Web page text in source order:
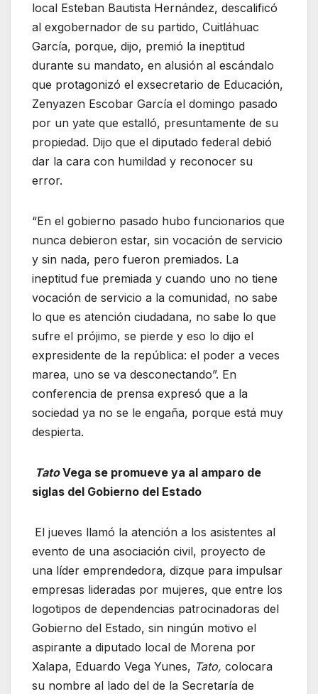
local Esteban Bautista Hernández, descalificó
al exgobernador de su partido, Cuitláhuac
García, porque, dijo, premió la ineptitud
durante su mandato, en alusión al escándalo
que protagonizó el exsecretario de Educación,
Zenyazen Escobar García el domingo pasado
por un yate que estalló, presuntamente de su
propiedad. Dijo que el diputado federal debió
dar la cara con humildad y reconocer su
error.
“En el gobierno pasado hubo funcionarios que
nunca debieron estar, sin vocación de servicio
y sin nada, pero fueron premiados. La
ineptitud fue premiada y cuando uno no tiene
vocación de servicio a la comunidad, no sabe
lo que es atención ciudadana, no sabe lo que
sufre el prójimo, se pierde y eso lo dijo el
expresidente de la república: el poder a veces
marea, uno se va desconectando”. En
conferencia de prensa expresó que a la
sociedad ya no se le engaña, porque está muy
despierta.
TatoVega se promueve ya al amparo de
siglas del Gobierno del Estado
El jueves llamó la atención a los asistentes al
evento de una asociación civil, proyecto de
una líder emprendedora, dizque para impulsar
empresas lideradas por mujeres, que entre los
logotipos de dependencias patrocinadoras del
Gobierno del Estado, sin ningún motivo el
aspirante a diputado local de Morena por
Xalapa, Eduardo Vega Yunes, Tato, colocara
su nombre al lado del de la Secretaría de